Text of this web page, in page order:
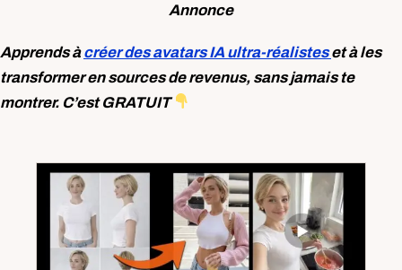
Annonce
Apprends àcréer des avatars IA ultra-réalisteset à les
transformer en sources de revenus, sans jamais te
montrer. C’est GRATUIT